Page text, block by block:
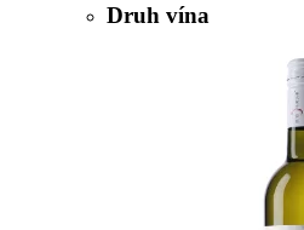
Druh vína